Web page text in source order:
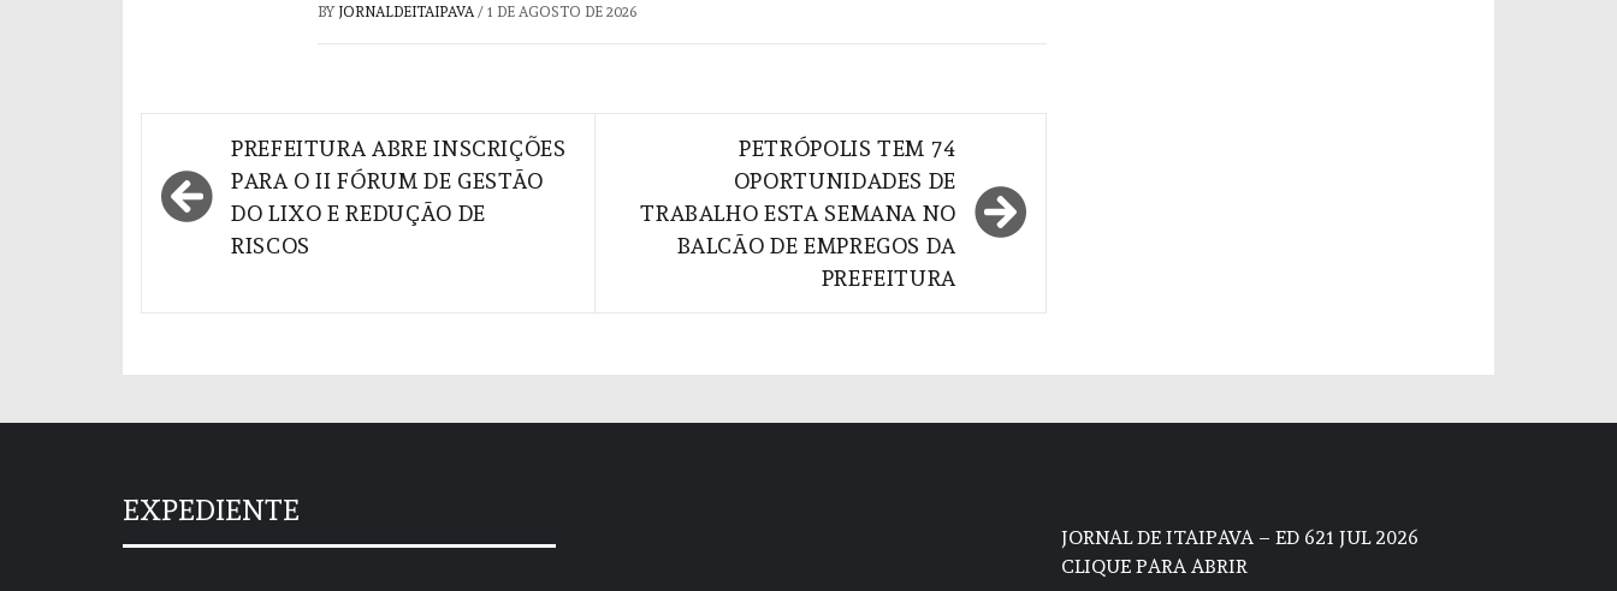
BY JORNALDEITAIPAVA / 1 DE AGOSTO DE 2026
Navegação
de
Post
PREFEITURA ABRE INSCRIÇÕES
PARA O II FÓRUM DE GESTÃO
DO LIXO E REDUÇÃO DE
RISCOS
PETRÓPOLIS TEM 74
OPORTUNIDADES DE
TRABALHO ESTA SEMANA NO
BALCÃO DE EMPREGOS DA
PREFEITURA
EXPEDIENTE
JORNAL DE ITAIPAVA – ED 621 JUL 2026
CLIQUE PARA ABRIR